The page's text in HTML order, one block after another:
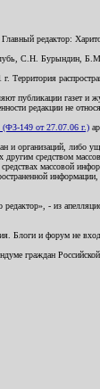
Главный редактор:
С.Н. Бурындин,
Территория
публикации газет и
редакции не
149 от 27.07.06 г.)
и организаций, либо
средством
массовой
информации,
- из
Блоги и форум не
граждан